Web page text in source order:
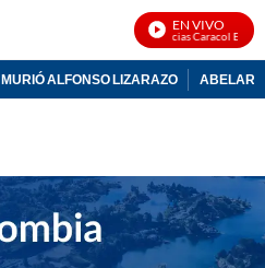
EN VIVO
Noticias Caracol En Vivo
MURIÓ ALFONSO LIZARAZO